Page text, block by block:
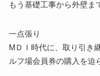
もう基礎工事から外壁ま
一点張り
MＤＩ時代に、取り引き
ルフ場会員券の購入を迫